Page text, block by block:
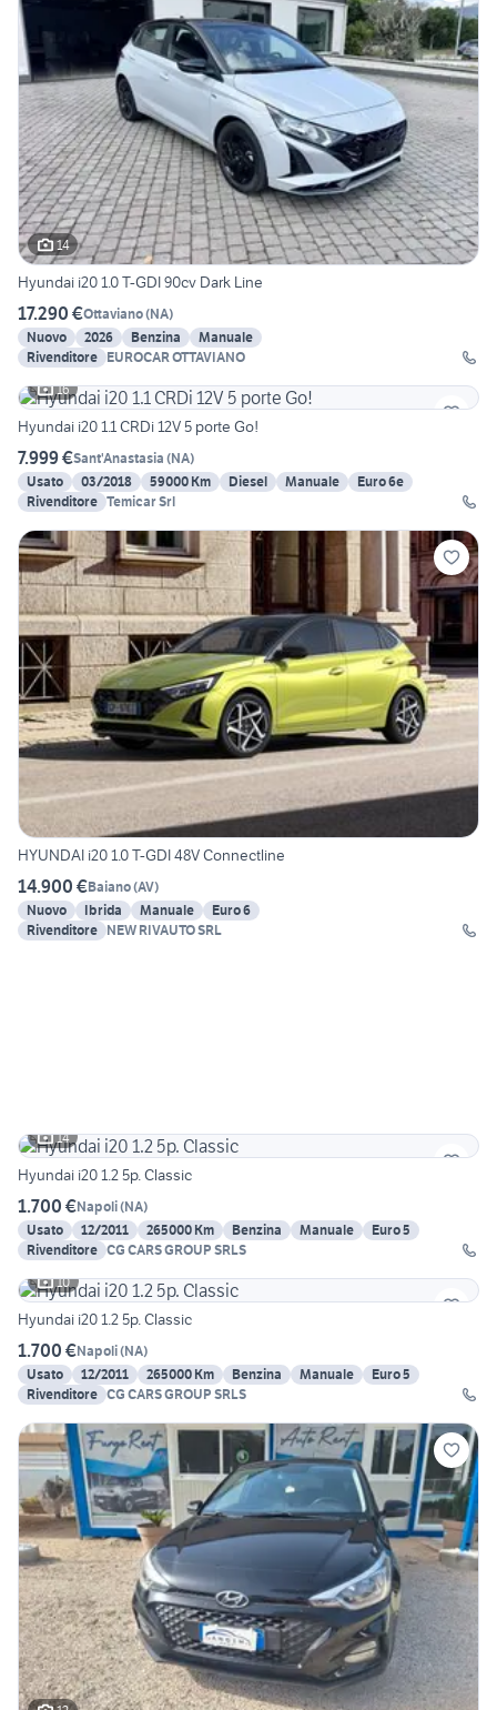
14
Hyundai i20 1.0 T-GDI 90cv Dark Line
17.290 €Ottaviano(NA)
Nuovo
2026 Benzina
Manuale
Rivenditore EUROCAR OTTAVIANO
16
Hyundai i20 1.1 CRDi 12V 5 porte Go!
7.999 €Sant'Anastasia (NA)
Usato
03/2018 59000 Km Diesel Manuale
Euro 6e
Rivenditore Temicar Srl
HYUNDAI i20 1.0 T-GDI 48V Connectline
14.900 €Baiano(AV)
Nuovo
Ibrida Manuale
Euro 6
Rivenditore NEW RIVAUTO SRL
14
Hyundai i20 1.2 5p. Classic
1.700 €Napoli(NA)
Usato
12/2011 265000 Km Benzina Manuale
Euro 5
Rivenditore CG CARS GROUP SRLS
10
Hyundai i20 1.2 5p. Classic
1.700 €Napoli(NA)
Usato
12/2011 265000 Km Benzina Manuale
Euro 5
Rivenditore CG CARS GROUP SRLS